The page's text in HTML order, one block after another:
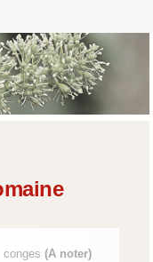
conges(A noter)